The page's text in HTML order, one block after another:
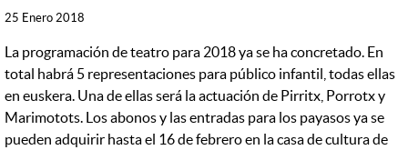
25 Enero 2018
La programación de teatro para 2018 ya se ha concretado. En
total habrá 5 representaciones para público infantil, todas ellas
en euskera. Una de ellas será la actuación de Pirritx, Porrotx y
Marimotots. Los abonos y las entradas para los payasos ya se
pueden adquirir hasta el 16 de febrero en la casa de cultura de